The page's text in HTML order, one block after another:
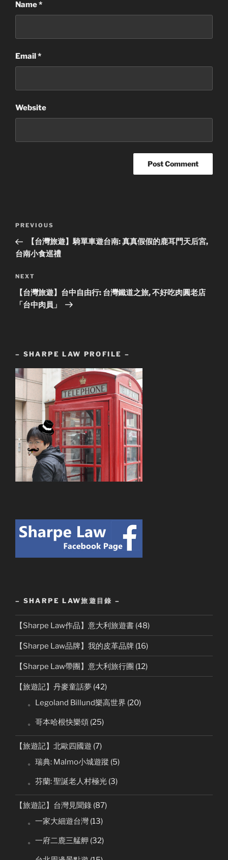
Name*
Email *
Website
Previous
Post
PREVIOUS
【台灣旅遊】騎單車遊台南: 真真假假的鹿耳門天后宮,
台南小食巡禮
Next
Post
NEXT
【台灣旅遊】台中自由行: 台灣鐵道之旅, 不好吃肉圓老店
「台中肉員」
– SHARPE LAW PROFILE –
– SHARPE LAW旅遊目錄 –
【Sharpe Law作品】意大利旅遊書 (48)
【Sharpe Law品牌】我的皮革品牌 (16)
【Sharpe Law帶團】意大利旅行團 (12)
【旅遊記】丹麥童話夢 (42)
。Legoland Billund樂高世界 (20)
。哥本哈根快樂頌 (25)
【旅遊記】北歐四國遊 (7)
。瑞典: Malmo小城遊蹤 (5)
。芬蘭: 聖誕老人村極光 (3)
【旅遊記】台灣見聞錄 (87)
。一家大細遊台灣 (13)
。一府二鹿三艋舺 (32)